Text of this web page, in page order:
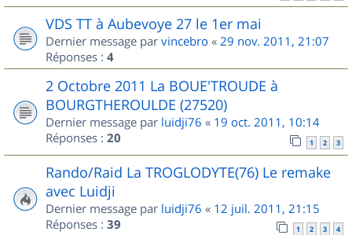
VDS TT à Aubevoye 27 le 1er mai
Dernier message par vincebro « 29 nov. 2011, 21:07
Réponses : 4
2 Octobre 2011 La BOUE'TROUDE à
BOURGTHEROULDE (27520)
Dernier message par luidji76 « 19 oct. 2011, 10:14
Réponses : 20 1 2 3
Rando/Raid La TROGLODYTE(76) Le remake
avec Luidji
Dernier message par luidji76 « 12 juil. 2011, 21:15
Réponses : 39 1 2 3 4